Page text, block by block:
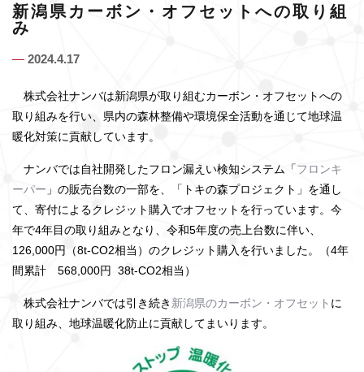
新潟県カーボン・オフセットへの取り組
み
― 2024.4.17
株式会社ナンバは新潟県が取り組むカーボン・オフセットへの
取り組みを行い、県内の森林整備や環境保全活動を通じて地球温
暖化対策に貢献しています。
ナンバでは自社開発したフロン漏えい検知システム「フロンキ
ーパー 」の販売台数の一部を、「トキの森プロジェクト」を通し
て、寄付によるクレジット購入でオフセットを行っています。今
年で4年目の取り組みとなり、令和5年度の売上台数に伴い、
126,000円（8t-CO2相当）のクレジット購入を行いました。（4年
間累計 568,000円 38t-CO2相当）
株式会社ナンバでは引き続き 新潟県のカーボン・オフセット に
取り組み、地球温暖化防止に貢献してまいります。